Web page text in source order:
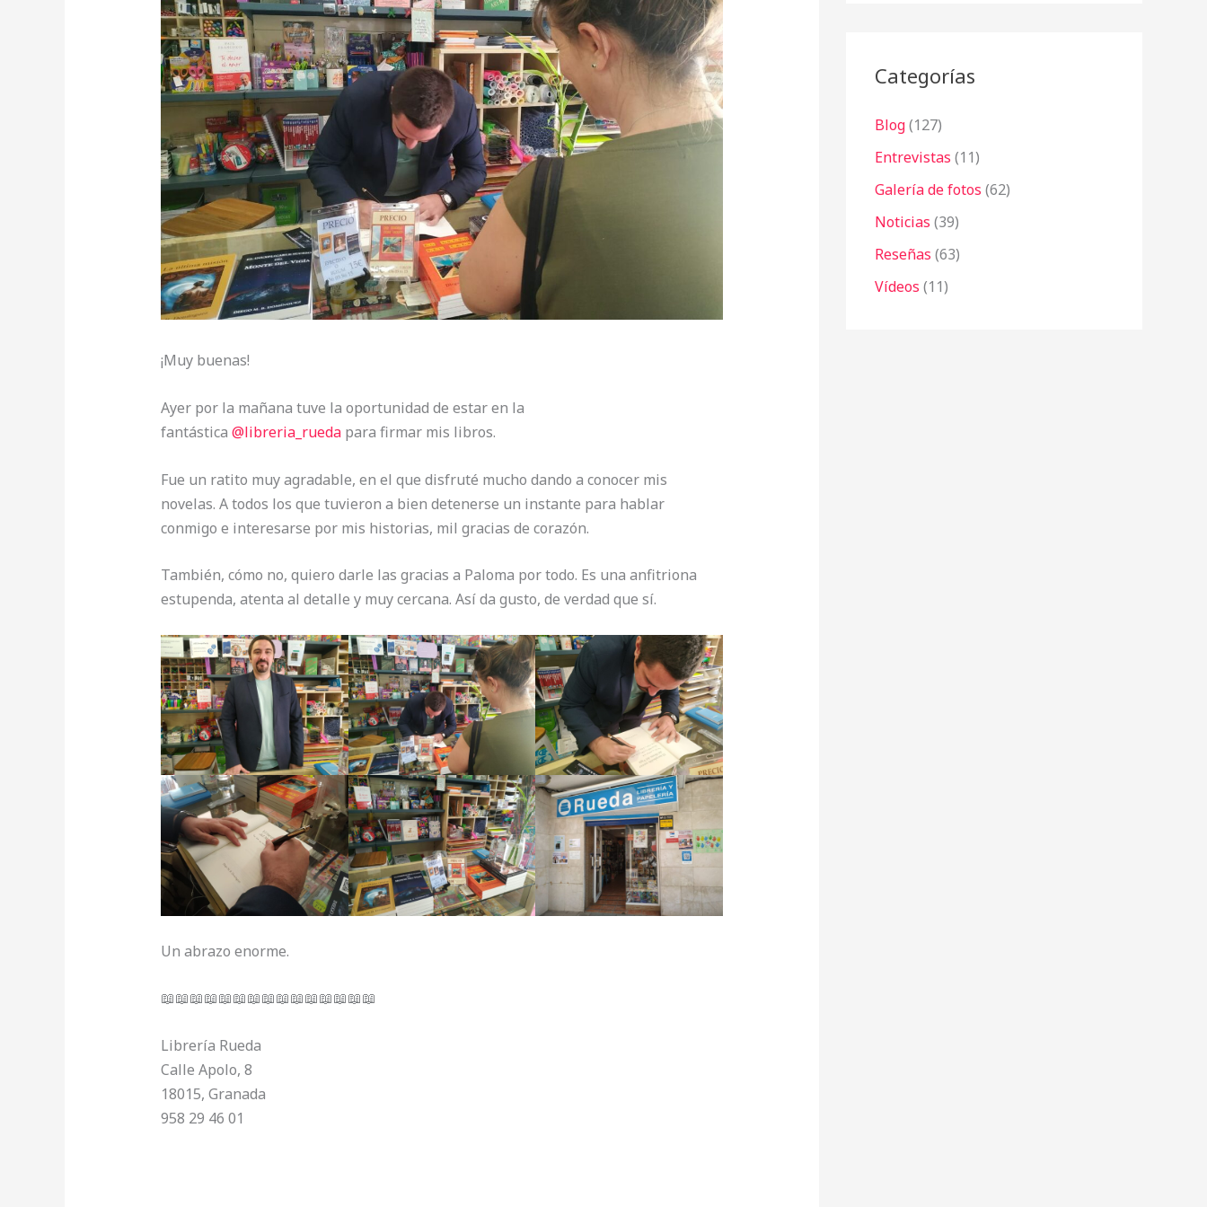
¡Muy buenas!
Ayer por la mañana tuve la oportunidad de estar en la
fantástica @libreria_ruedapara firmar mis libros.
Fue un ratito muy agradable, en el que disfruté mucho dando a conocer mis
novelas. A todos los que tuvieron a bien detenerse un instante para hablar
conmigo e interesarse por mis historias, mil gracias de corazón.
También, cómo no, quiero darle las gracias a Paloma por todo. Es una anfitriona
estupenda, atenta al detalle y muy cercana. Así da gusto, de verdad que sí.
Un abrazo enorme.
📖📖📖📖📖📖📖📖📖📖📖📖📖📖📖
Librería Rueda
Calle Apolo, 8
18015, Granada
958 29 46 01
Categorías
Blog(127)
Entrevistas (11)
Galería de fotos (62)
Noticias (39)
Reseñas (63)
Vídeos (11)